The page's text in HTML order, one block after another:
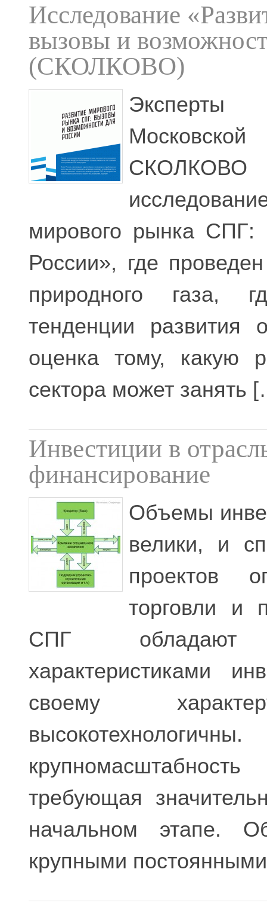
Исследование
вызовы и
(СКОЛКОВО)
Эксперты
СКОЛКОВО
мирового рынка СПГ:
России», где
природного газа,
тенденции развития
оценка тому, какую
сектора может занять
Инвестиции в
финансирование
Объемы
велики, и
проектов
торговли и
СПГ обладают
характеристиками
своему
требующая
начальном этапе.
крупными